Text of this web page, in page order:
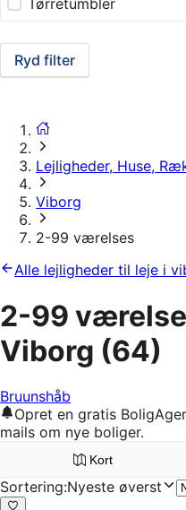
Tørretumbler
Ryd filter
Lejligheder, Huse,
Viborg
2-99 værelses
Alle lejligheder til leje i
2-99
Viborg (64)
Bruunshåb
Opret en gratis
mails om nye boliger.
Kort
Sortering:Nyeste øverst